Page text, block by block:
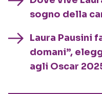
sogno della
Laura Pausini
domani”,
agli Oscar